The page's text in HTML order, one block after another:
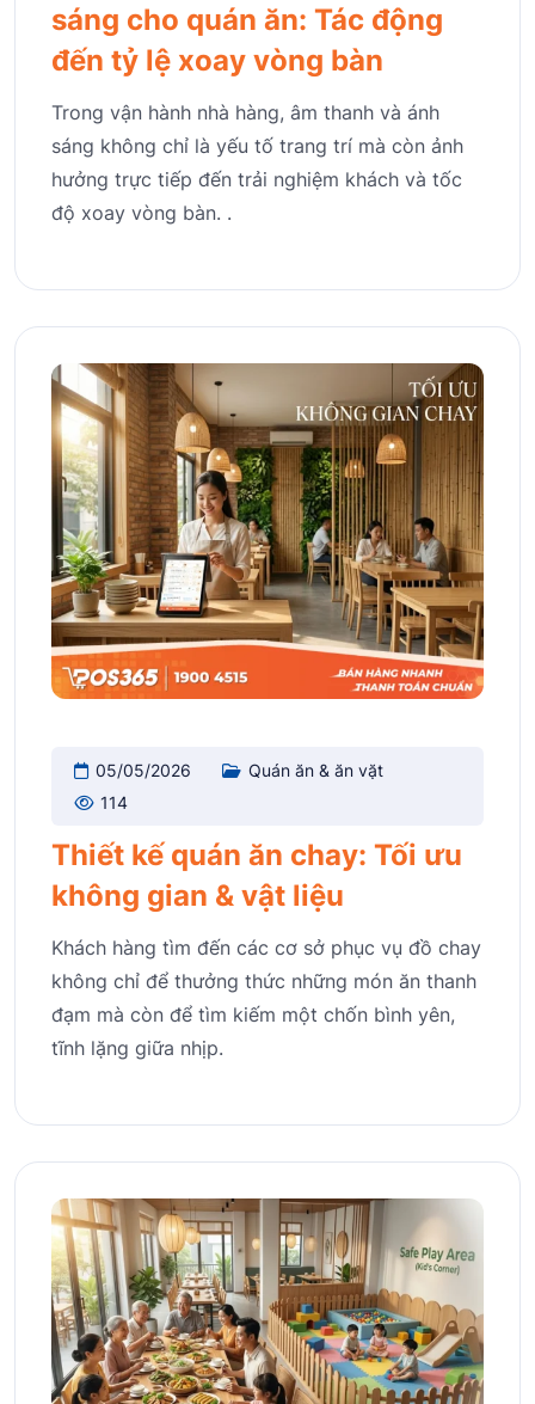
sáng cho quán ăn: Tác động
đến tỷ lệ xoay vòng bàn
Trong vận hành nhà hàng, âm thanh và ánh
sáng không chỉ là yếu tố trang trí mà còn ảnh
hưởng trực tiếp đến trải nghiệm khách và tốc
độ xoay vòng bàn. .
05/05/2026
Quán ăn & ăn vặt
114
Thiết kế quán ăn chay: Tối ưu
không gian & vật liệu
Khách hàng tìm đến các cơ sở phục vụ đồ chay
không chỉ để thưởng thức những món ăn thanh
đạm mà còn để tìm kiếm một chốn bình yên,
tĩnh lặng giữa nhịp.